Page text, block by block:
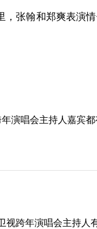
翰和郑爽表演情
年演唱会主持人嘉宾
视跨年演唱会主持人